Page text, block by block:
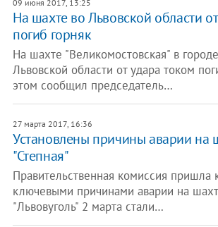
09 июня 2017, 13:25
На шахте во Львовской области
погиб горняк
На шахте "Великомостовская" в
Львовской области от удара током
этом сообщил председатель…
27 марта 2017, 16:36
Установлены причины аварии на
"Степная"
Правительственная комиссия пришла
ключевыми причинами аварии на
"Львовуголь" 2 марта стали…